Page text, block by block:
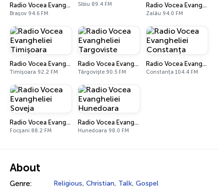
Radio Vocea Evangheliei Brașov
Brașov 94.6 FM
Sibiu 89.4 FM Radio Vocea Evangheliei Zalau
Zalău 94.0 FM
Radio Vocea Evangheliei Timişoara
Timișoara 92.2 FM
Radio Vocea Evangheliei Targoviste
Târgoviște 90.5 FM
Radio Vocea Evangheliei Constanța
Constanța 104.4 FM
Radio Vocea Evangheliei Soveja
Focșani 88.2 FM
Radio Vocea Evangheliei Hunedoara
Hunedoara 98.0 FM
About
Genre: Religious, Christian, Talk, Gospel